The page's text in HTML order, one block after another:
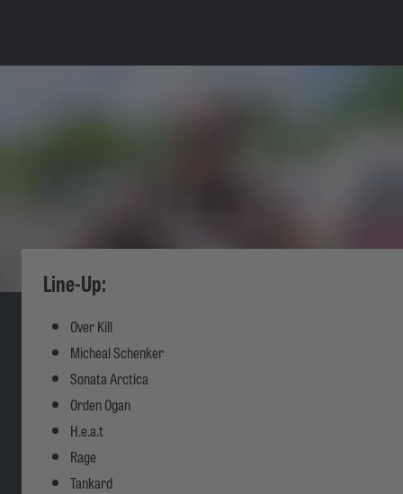
Line-Up:
Over Kill
Micheal Schenker
Sonata Arctica
Orden Ogan
H.e.a.t
Rage
Tankard